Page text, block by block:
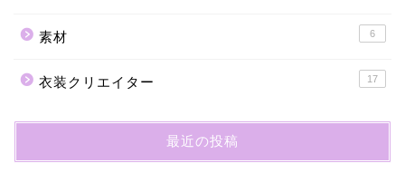
素材 6
衣装クリエイター 17
最近の投稿